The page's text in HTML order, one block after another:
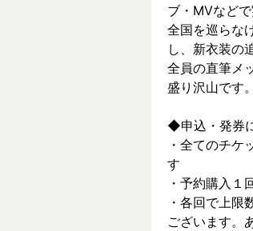
ブ・MVなど
全国を巡らな
し、新⾐装の
全員の直筆メ
盛り沢山です。
◆申込・発券
・全てのチケ
す
・予約購入１
・各回で上限
ございます。